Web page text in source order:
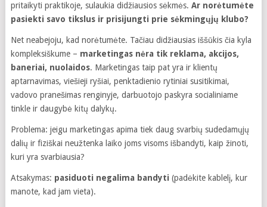
pritaikyti praktikoje, sulaukia didžiausios sėkmės. Ar norėtumėte
pasiekti savo tikslus ir prisijungti prie sėkmingųjų klubo?
Net neabejoju, kad norėtumėte. Tačiau didžiausias iššūkis čia kyla
kompleksiškume – marketingas nėra tik reklama, akcijos,
baneriai, nuolaidos. Marketingas taip pat yra ir klientų
aptarnavimas, viešieji ryšiai, penktadienio rytiniai susitikimai,
vadovo pranešimas renginyje, darbuotojo paskyra socialiniame
tinkle ir daugybė kitų dalykų.
Problema: jeigu marketingas apima tiek daug svarbių sudedamųjų
dalių ir fiziškai neužtenka laiko joms visoms išbandyti, kaip žinoti,
kuri yra svarbiausia?
Atsakymas: pasiduoti negalima bandyti (padėkite kablelį, kur
manote, kad jam vieta).